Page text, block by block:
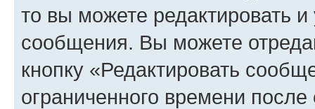
то вы можете редактировать
сообщения. Вы можете
кнопку «Редактировать
ограниченного времени